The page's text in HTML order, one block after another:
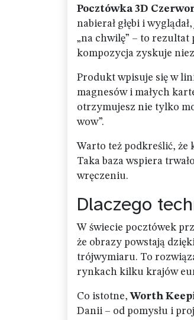
Pocztówka 3D
nabierał głębi i
„na chwilę” – to
kompozycja zyskuje
Produkt wpisuje się w
magnesów i małych
otrzymujesz nie tylko
wow”.
Warto też podkreślić, że
Taka baza wspiera
wręczeniu.
Dlaczego
W świecie pocztówek
że obrazy powstają
trójwymiaru. To
rynkach kilku krajów
Co istotne,Worth
Danii – od pomysłu i